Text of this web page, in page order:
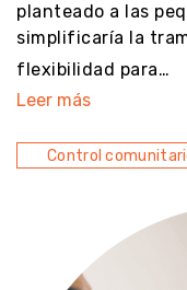
planteado a las
simplificaría la
flexibilidad para…
Leer más
Control